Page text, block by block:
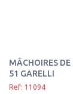
MÂCHOIRES
51 GARELLI
Ref: 11094